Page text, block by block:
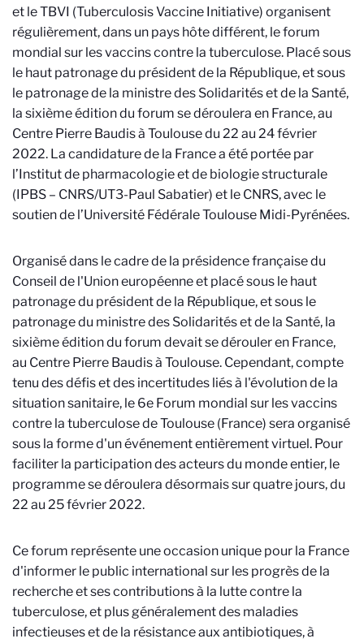
et le TBVI (Tuberculosis Vaccine Initiative) organisent
régulièrement, dans un pays hôte différent, le forum
mondial sur les vaccins contre la tuberculose. Placé sous
le haut patronage du président de la République, et sous
le patronage de la ministre des Solidarités et de la Santé,
la sixième édition du forum se déroulera en France, au
Centre Pierre Baudis à Toulouse du 22 au 24 février
2022. La candidature de la France a été portée par
l’Institut de pharmacologie et de biologie structurale
(IPBS – CNRS/UT3-Paul Sabatier) et le CNRS, avec le
soutien de l’Université Fédérale Toulouse Midi-Pyrénées.
Organisé dans le cadre de la présidence française du
Conseil de l'Union européenne et placé sous le haut
patronage du président de la République, et sous le
patronage du ministre des Solidarités et de la Santé, la
sixième édition du forum devait se dérouler en France,
au Centre Pierre Baudis à Toulouse. Cependant, compte
tenu des défis et des incertitudes liés à l'évolution de la
situation sanitaire, le 6e Forum mondial sur les vaccins
contre la tuberculose de Toulouse (France) sera organisé
sous la forme d'un événement entièrement virtuel. Pour
faciliter la participation des acteurs du monde entier, le
programme se déroulera désormais sur quatre jours, du
22 au 25 février 2022.
Ce forum représente une occasion unique pour la France
d'informer le public international sur les progrès de la
recherche et ses contributions à la lutte contre la
tuberculose, et plus généralement des maladies
infectieuses et de la résistance aux antibiotiques, à